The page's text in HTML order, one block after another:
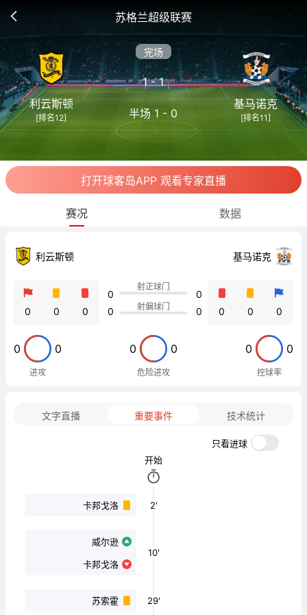
苏格兰超级联赛
利云斯顿
[排名12]
完场
1 - 1
半场 1 - 0
基马诺克
[排名11]
打开球客岛APP 观看专家直播
赛况 数据
利云斯顿 基马诺克
0 0 0
0
0
射正球门
射偏球门
0
0
0 0 0
0 0
进攻
0 0
危险进攻
0 0
控球率
文字直播 重要事件 技术统计
只看进球
开始
卡邦戈洛 2'
威尔逊
卡邦戈洛
10'
苏索霍 29'